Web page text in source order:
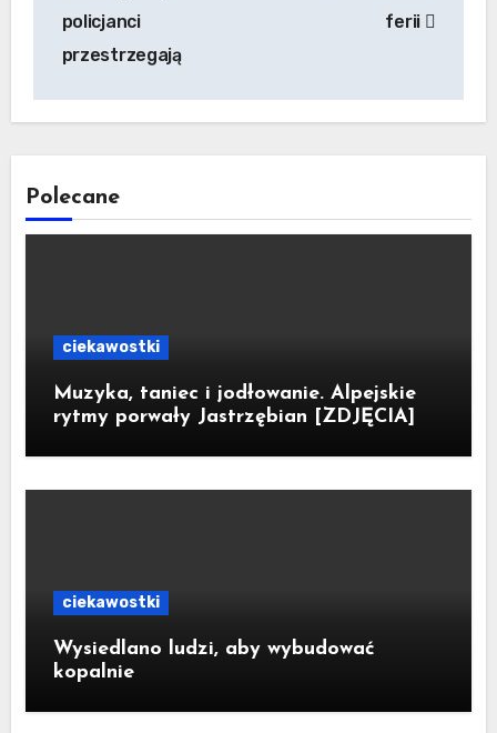
policjanci
przestrzegają
ferii
Polecane
ciekawostki
Muzyka, taniec i jodłowanie. Alpejskie
rytmy porwały Jastrzębian [ZDJĘCIA]
ciekawostki
Wysiedlano ludzi, aby wybudować
kopalnie